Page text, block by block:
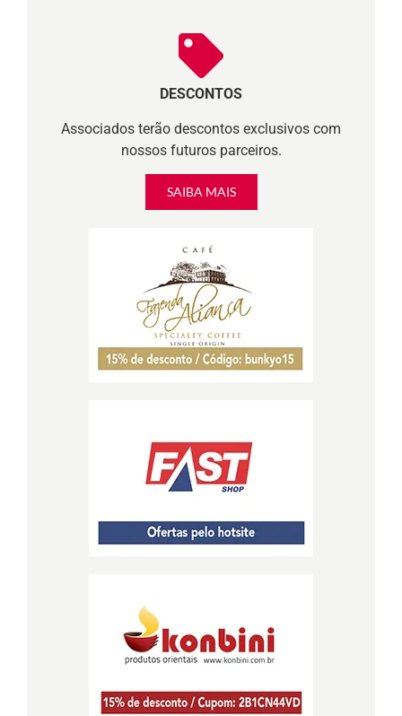
DESCONTOS
Associados terão descontos exclusivos com
nossos futuros parceiros.
SAIBA MAIS